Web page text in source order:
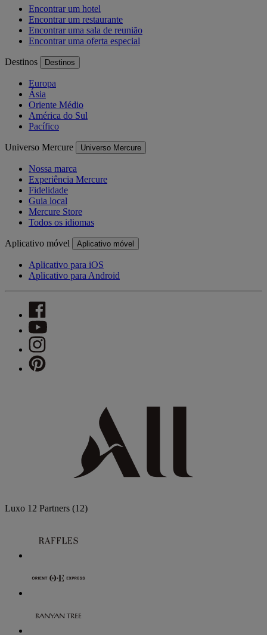
Encontrar um hotel
Encontrar um restaurante
Encontrar uma sala de reunião
Encontrar uma oferta especial
Destinos Destinos
Europa
Ásia
Oriente Médio
América do Sul
Pacífico
Universo Mercure Universo Mercure
Nossa marca
Experiência Mercure
Fidelidade
Guia local
Mercure Store
Todos os idiomas
Aplicativo móvel Aplicativo móvel
Aplicativo para iOS
Aplicativo para Android
Luxo 12 Partners (12)